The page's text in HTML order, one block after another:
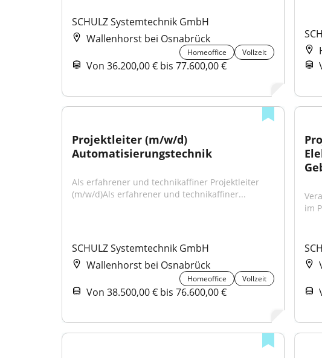
SCHULZ Systemtechnik GmbH
Wallenhorst bei Osnabrück
Homeoffice Vollzeit
Von 36.200,00 € bis 77.600,00 €
Projektleiter (m/w/d)
Automatisierungstechnik
Als erfahrener und technikaffiner Projektleiter
(m/w/d)Als erfahrener und technikaffiner...
SCHULZ Systemtechnik GmbH
Wallenhorst bei Osnabrück
Homeoffice Vollzeit
Von 38.500,00 € bis 76.600,00 €
im